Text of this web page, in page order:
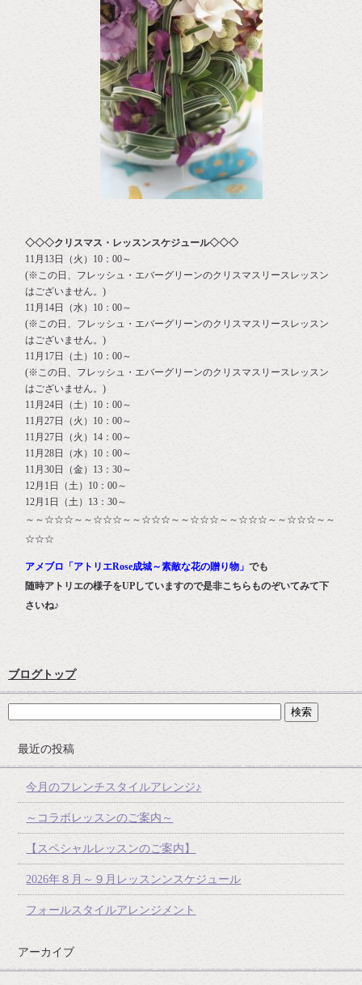
◇◇◇クリスマス・レッスンスケジュール◇◇◇
11月13日（火）10：00～
(※この日、フレッシュ・エバーグリーンのクリスマスリースレッスン
はございません。)
11月14日（水）10：00～
(※この日、フレッシュ・エバーグリーンのクリスマスリースレッスン
はございません。)
11月17日（土）10：00～
(※この日、フレッシュ・エバーグリーンのクリスマスリースレッスン
はございません。)
11月24日（土）10：00～
11月27日（火）10：00～
11月27日（火）14：00～
11月28日（水）10：00～
11月30日（金）13：30～
12月1日（土）10：00～
12月1日（土）13：30～
～～☆☆☆～～☆☆☆～～☆☆☆～～☆☆☆～～☆☆☆～～☆☆☆～～
☆☆☆
アメブロ「アトリエRose成城～素敵な花の贈り物」でも
随時アトリエの様子をUPしていますので是非こちらものぞいてみて下
さいね♪
ブログトップ
最近の投稿
今月のフレンチスタイルアレンジ♪
～コラボレッスンのご案内～
【スペシャルレッスンのご案内】
2026年８月～９月レッスンンスケジュール
フォールスタイルアレンジメント
アーカイブ